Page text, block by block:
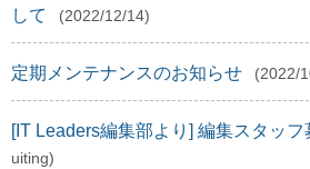
して
(2022/12/14)
定期メンテナンスのお知らせ (2022/
[IT Leaders編集部より] 編集スタッ
uiting)